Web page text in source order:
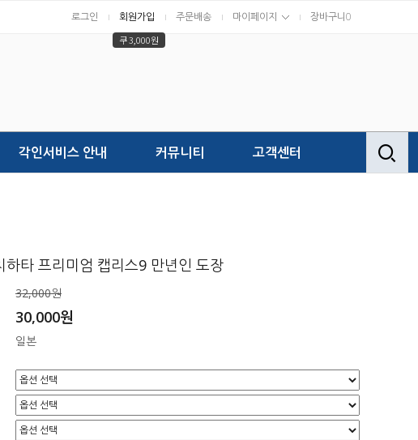
로그인 회원가입
쿠 3,000원
주문배송 마이페이지 장바구니0
각인서비스 안내 커뮤니티 고객센터
하타 프리미엄 캡리스9 만년인 도장
32,000원
30,000원
일본